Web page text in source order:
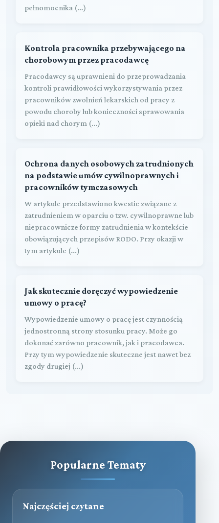
pełnomocnika (...)
Kontrola pracownika przebywającego na
chorobowym przez pracodawcę
Pracodawcy są uprawnieni do przeprowadzania
kontroli prawidłowości wykorzystywania przez
pracowników zwolnień lekarskich od pracy z
powodu choroby lub konieczności sprawowania
opieki nad chorym (...)
Ochrona danych osobowych zatrudnionych
na podstawie umów cywilnoprawnych i
pracowników tymczasowych
W artykule przedstawiono kwestie związane z
zatrudnieniem w oparciu o tzw. cywilnoprawne lub
niepracownicze formy zatrudnienia w kontekście
obowiązujących przepisów RODO. Przy okazji w
tym artykule (...)
Jak skutecznie doręczyć wypowiedzenie
umowy o pracę?
Wypowiedzenie umowy o pracę jest czynnością
jednostronną strony stosunku pracy. Może go
dokonać zarówno pracownik, jak i pracodawca.
Przy tym wypowiedzenie skuteczne jest nawet bez
zgody drugiej (...)
Popularne Tematy
Najczęściej czytane